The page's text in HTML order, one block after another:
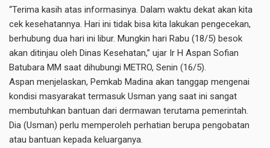
“Terima kasih atas informasinya. Dalam waktu dekat akan kita
cek kesehatannya. Hari ini tidak bisa kita lakukan pengecekan,
berhubung dua hari ini libur. Mungkin hari Rabu (18/5) besok
akan ditinjau oleh Dinas Kesehatan,” ujar Ir H Aspan Sofian
Batubara MM saat dihubungi METRO, Senin (16/5).
Aspan menjelaskan, Pemkab Madina akan tanggap mengenai
kondisi masyarakat termasuk Usman yang saat ini sangat
membutuhkan bantuan dari dermawan terutama pemerintah.
Dia (Usman) perlu memperoleh perhatian berupa pengobatan
atau bantuan kepada keluarganya.